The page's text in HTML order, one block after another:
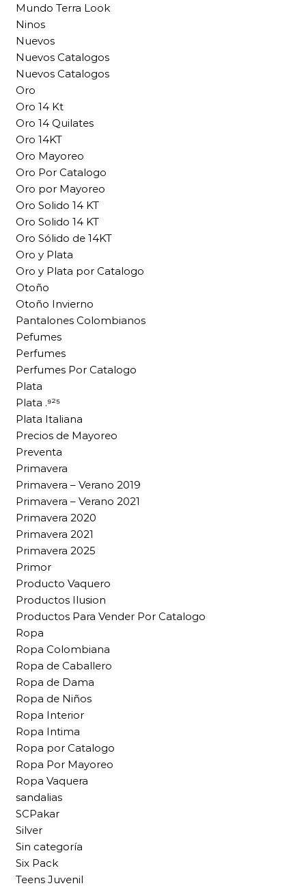
Mundo Terra Look
Ninos
Nuevos
Nuevos Catalogos
Nuevos Catalogos
Oro
Oro 14 Kt
Oro 14 Quilates
Oro 14KT
Oro Mayoreo
Oro Por Catalogo
Oro por Mayoreo
Oro Solido 14 KT
Oro Solido 14 KT
Oro Sólido de 14KT
Oro y Plata
Oro y Plata por Catalogo
Otoño
Otoño Invierno
Pantalones Colombianos
Pefumes
Perfumes
Perfumes Por Catalogo
Plata
Plata .⁹²⁵
Plata Italiana
Precios de Mayoreo
Preventa
Primavera
Primavera – Verano 2019
Primavera – Verano 2021
Primavera 2020
Primavera 2021
Primavera 2025
Primor
Producto Vaquero
Productos Ilusion
Productos Para Vender Por Catalogo
Ropa
Ropa Colombiana
Ropa de Caballero
Ropa de Dama
Ropa de Niños
Ropa Interior
Ropa Intima
Ropa por Catalogo
Ropa Por Mayoreo
Ropa Vaquera
sandalias
SCPakar
Silver
Sin categoría
Six Pack
Teens Juvenil